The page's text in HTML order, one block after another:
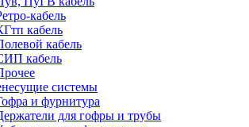
кабель
кабель
кабель
кабель
системы
и фурнитура
для гофры и трубы